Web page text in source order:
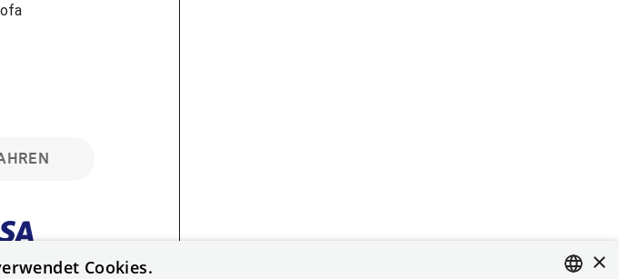
×
Cookies.